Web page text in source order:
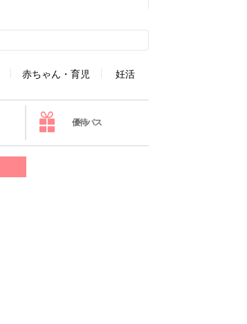
赤ちゃん・育児 妊活
優待パス